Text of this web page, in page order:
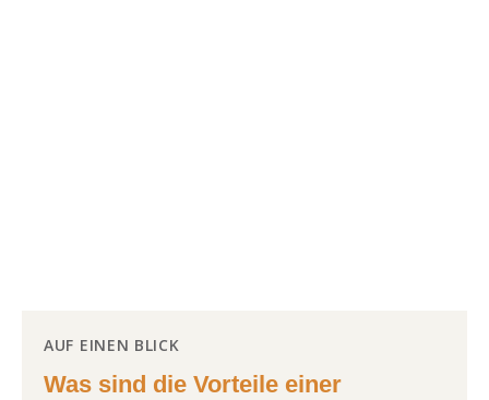
AUF EINEN BLICK
Was sind die Vorteile einer